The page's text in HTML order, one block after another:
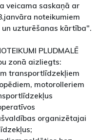
veicama saskaņā ar
noteikumiem
uzturēšanas kārtība".
PLUDMALĒ
zonā aizliegts:
transportlīdzekļiem
motorolleriem
organizētajai